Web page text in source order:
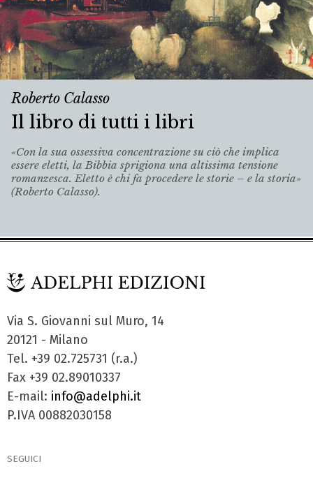
Roberto Calasso
Il libro di tutti i libri
«Con la sua ossessiva concentrazione su ciò che implica
essere eletti, la Bibbia sprigiona una altissima tensione
romanzesca. Eletto è chi fa procedere le storie – e la storia»
(Roberto Calasso).
Via S. Giovanni sul Muro, 14
20121 - Milano
Tel. +39 02.725731 (r.a.)
Fax +39 02.89010337
E-mail: info@adelphi.it
P.IVA 00882030158
SEGUICI